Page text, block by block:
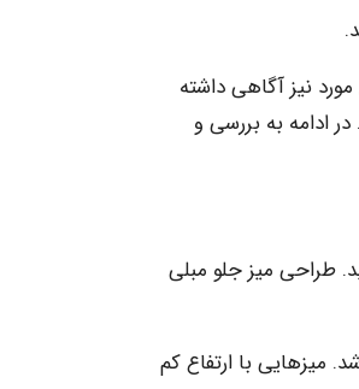
نیز آگاهی داشته
ادامه به بررسی و
طراحی میز جلو مبلی
میزهایی با ارتفاع کم